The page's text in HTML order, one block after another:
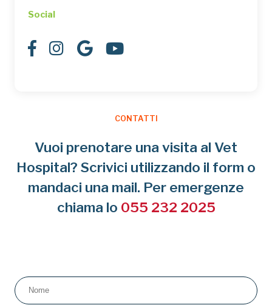
Social
CONTATTI
Vuoi prenotare una visita al Vet
Hospital? Scrivici utilizzando il form o
mandaci una mail. Per emergenze
chiama lo 055 232 2025